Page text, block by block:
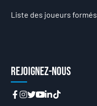
Liste des joueurs formés
Rejoignez-nous